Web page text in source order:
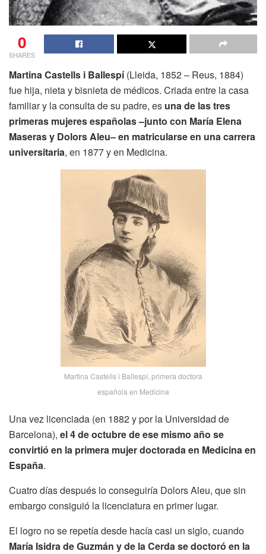
0
SHARES
Martina Castells i Ballespí(Lleida, 1852 – Reus, 1884)
fue hija, nieta y bisnieta de médicos. Criada entre la casa
familiar y la consulta de su padre, es una de las tres
primeras mujeres españolas –junto con María Elena
Maseras y Dolors Aleu– en matricularse en una carrera
universitaria, en 1877 y en Medicina.
Martina Castells i Ballespí, primera doctora
española en Medicina
Una vez licenciada (en 1882 y por la Universidad de
Barcelona), el 4 de octubre de ese mismo año se
convirtió en la primera mujer doctorada en Medicina en
España.
Cuatro días después lo conseguiría Dolors Aleu, que sin
embargo consiguió la licenciatura en primer lugar.
El logro no se repetía desde hacía casi un siglo, cuando
María Isidra de Guzmán y de la Cerda se doctoró en la